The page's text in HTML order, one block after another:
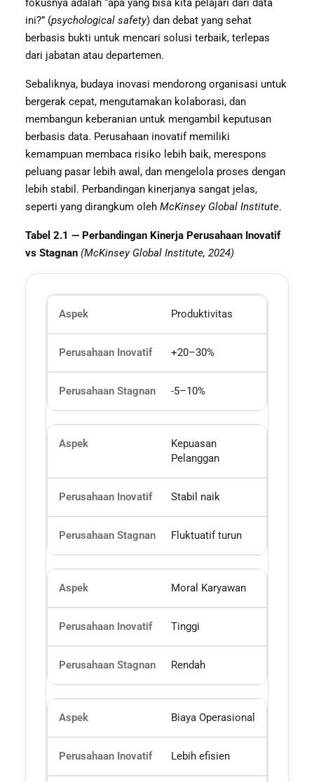
fokusnya adalah “apa yang bisa kita pelajari dari data
ini?” (psychological safety) dan debat yang sehat
berbasis bukti untuk mencari solusi terbaik, terlepas
dari jabatan atau departemen.
Sebaliknya, budaya inovasi mendorong organisasi untuk
bergerak cepat, mengutamakan kolaborasi, dan
membangun keberanian untuk mengambil keputusan
berbasis data. Perusahaan inovatif memiliki
kemampuan membaca risiko lebih baik, merespons
peluang pasar lebih awal, dan mengelola proses dengan
lebih stabil. Perbandingan kinerjanya sangat jelas,
seperti yang dirangkum oleh McKinsey Global Institute.
Tabel 2.1 — Perbandingan Kinerja Perusahaan Inovatif
vs Stagnan (McKinsey Global Institute, 2024)
Produktivitas
+20–30%
-5–10%
Kepuasan
Pelanggan
Stabil naik
Fluktuatif turun
Moral Karyawan
Tinggi
Rendah
Biaya Operasional
Lebih efisien